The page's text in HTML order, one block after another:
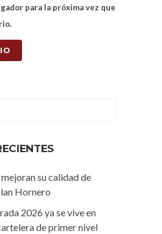
para la próxima vez que
su calidad de
Hornero
2026 ya se vive en
de primer nivel